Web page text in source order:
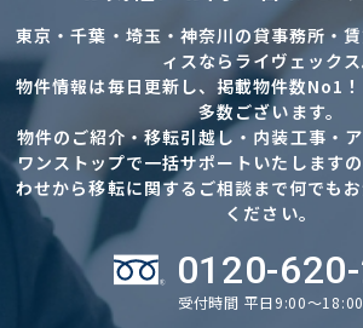
東京・千葉・埼玉・神奈川の貸事務所・
ィスならライヴェックス
物件情報は毎日更新し、掲載物件数No1
多数ございます。
物件のご紹介・移転引越し・内装工事・
ワンストップで一括サポートいたします
わせから移転に関するご相談まで何でも
ください。
0120-
受付時間 平日9:00～18:00